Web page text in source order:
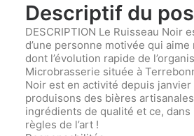
Descriptif du
DESCRIPTION Le Ruisseau Noir
d’une personne motivée qui
dont l’évolution rapide de
Microbrasserie située à
Noir est en activité depuis janvier
produisons des bières
ingrédients de qualité et ce,
règles de l’art !